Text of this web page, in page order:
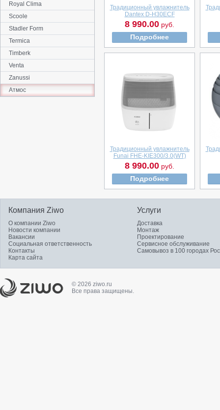
Традиционный увлажнитель
Dantex D-H30ECF
8 990.00 руб.
Подробнее
Традиционный увлажнитель
Funai FHE-KIE300/3.0(WT)
8 990.00 руб.
Подробнее
Royal Clima
Scoole
Stadler Form
Termica
Timberk
Venta
Zanussi
Атмос
Компания Ziwo
О компании Ziwo
Новости компании
Вакансии
Социальная ответственность
Контакты
Карта сайта
Услуги
Доставка
Монтаж
Проектирование
Сервисное обслуживание
Самовывоз в 100 городах
© 2026 ziwo.ru
Все права защищены.